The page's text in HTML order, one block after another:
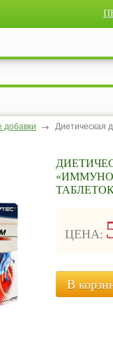
добавки Диетическая
ЦЕНА:
В